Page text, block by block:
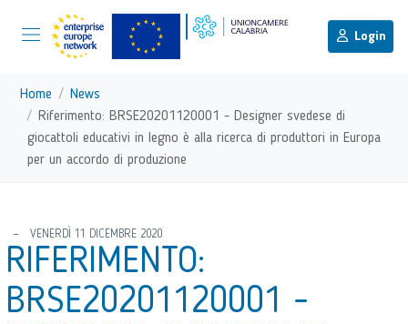
Vai ai contenuti
Login
torna al menu di scelta rapida
Menu di navigazione principale
Home
News
Riferimento: BRSE20201120001 - Designer svedese di
giocattoli educativi in legno è alla ricerca di produttori in Europa
per un accordo di produzione
VENERDÌ 11 DICEMBRE 2020
RIFERIMENTO:
BRSE20201120001 -